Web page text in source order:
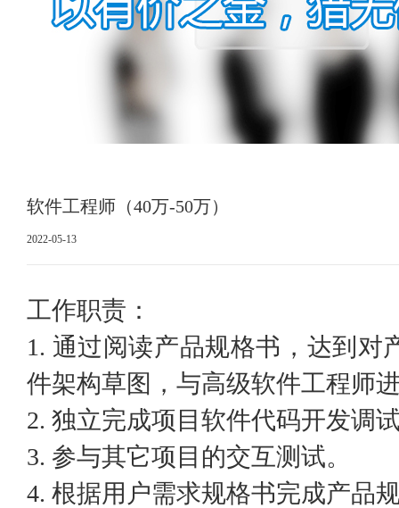
软件工程师（40万-50万）
2022-05-13
工作职责：
1. 通过阅读产品规格书，达到对
件架构草图，与高级软件工程师
2. 独立完成项目软件代码开发调
3. 参与其它项目的交互测试。
4. 根据用户需求规格书完成产品